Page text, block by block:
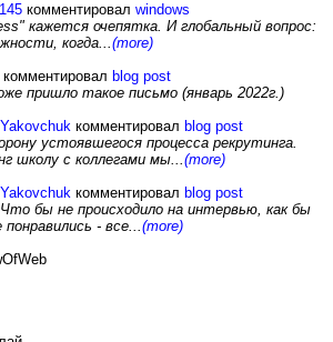
комментировалwindows
кажется очепятка. И глобальный вопрос:
когда...(more)
комментировал blog post
пришло такое письмо (январь 2022г.)
комментировал blog post
устоявшегося процесса рекрутинга.
школу с коллегами мы...(more)
комментировал blog post
бы не происходило на интервью, как бы
понравились - все...(more)